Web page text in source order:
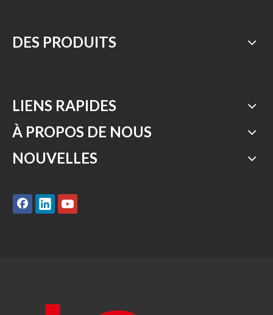
DES PRODUITS
LIENS RAPIDES
À PROPOS DE NOUS
NOUVELLES